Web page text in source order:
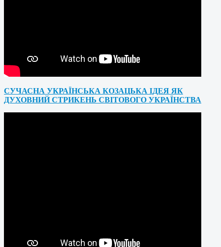
СУЧАСНА УКРАЇНСЬКА КОЗАЦЬКА ІДЕЯ ЯК
ДУХОВНИЙ СТРИКЕНЬ СВІТОВОГО УКРАЇНСТВА